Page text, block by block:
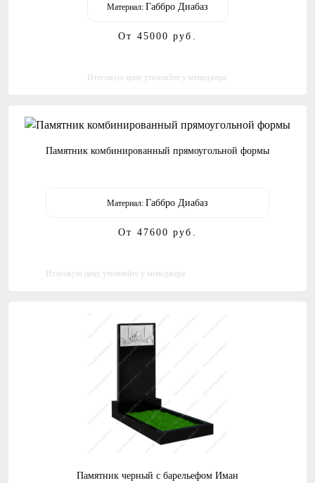
Материал: Габбро Диабаз
От 45000 руб.
Итоговую цену уточняйте у менеджера
Памятник комбинированный прямоугольной формы
Материал: Габбро Диабаз
От 47600 руб.
Итоговую цену уточняйте у менеджера
Памятник черный с барельефом Иман